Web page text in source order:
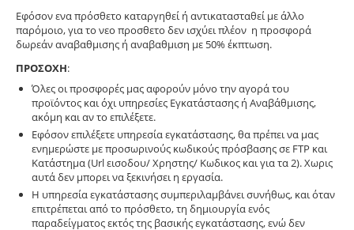
Εφόσον ενα πρόσθετο καταργηθεί ή αντικατασταθεί με άλλο
παρόμοιο, για το νεο προσθετο δεν ισχύει πλέον η προσφορά
δωρεάν αναβαθμισης ή αναβαθμιση με 50% έκπτωση.
ΠΡΟΣΟΧΗ:
Όλες οι προσφορές μας αφορούν μόνο την αγορά του
προϊόντος και όχι υπηρεσίες Εγκατάστασης ή Αναβάθμισης,
ακόμη και αν το επιλέξετε.
Εφόσον επιλέξετε υπηρεσία εγκατάστασης, θα πρέπει να μας
ενημερώστε με προσωρινούς κωδικούς πρόσβασης σε FTP και
Κατάστημα (Url εισοδου/ Χρηστης/ Κωδικος και για τα 2). Χωρις
αυτά δεν μπορει να ξεκινήσει η εργασία.
Η υπηρεσία εγκατάστασης συμπεριλαμβάνει συνήθως, και όταν
επιτρέπεται από το πρόσθετο, τη δημιουργία ενός
παραδείγματος εκτός της βασικής εγκατάστασης, ενώ δεν